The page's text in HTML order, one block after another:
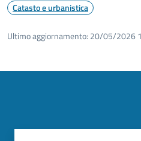
Catasto e urbanistica
Ultimo aggiornamento: 20/05/2026